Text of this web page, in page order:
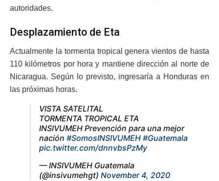
autoridades.
Desplazamiento de Eta
Actualmente la tormenta tropical genera vientos de hasta
110 kilómetros por hora y mantiene dirección al norte de
Nicaragua. Según lo previsto, ingresaría a Honduras en
las próximas horas.
VISTA SATELITAL
TORMENTA TROPICAL ETA
INSIVUMEH Prevención para una mejor
nación #SomosINSIVUMEH #Guatemala
pic.twitter.com/dnnvbsPzMy
— INSIVUMEH Guatemala
(@insivumehgt) November 4, 2020